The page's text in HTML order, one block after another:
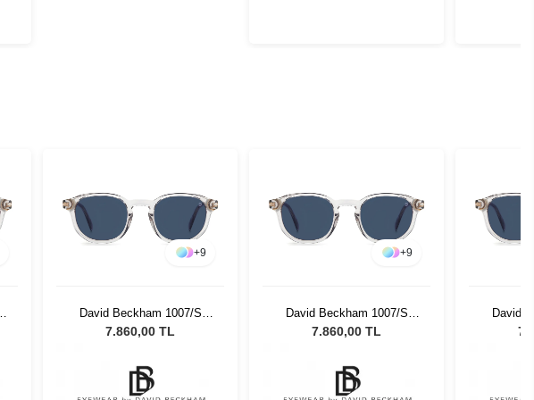
+9
David Beckham 1007/S
KB749 Unisex Güneş
7.860,00 TL
+9
David Beckham 1007/S
KB749 Unisex Güneş
7.860,00 TL
David